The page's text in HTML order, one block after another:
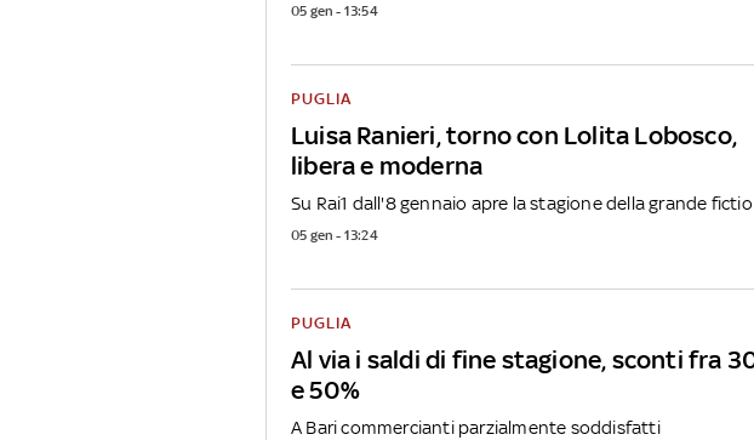
05 gen - 13:54
Luisa Ranieri, torno con Lolita Lobosco,
libera e moderna
PUGLIA
Su Rai1 dall'8 gennaio apre la stagione della grande
05 gen - 13:24
Al via i saldi di fine stagione, sconti fra
e 50%
PUGLIA
A Bari commercianti parzialmente soddisfatti